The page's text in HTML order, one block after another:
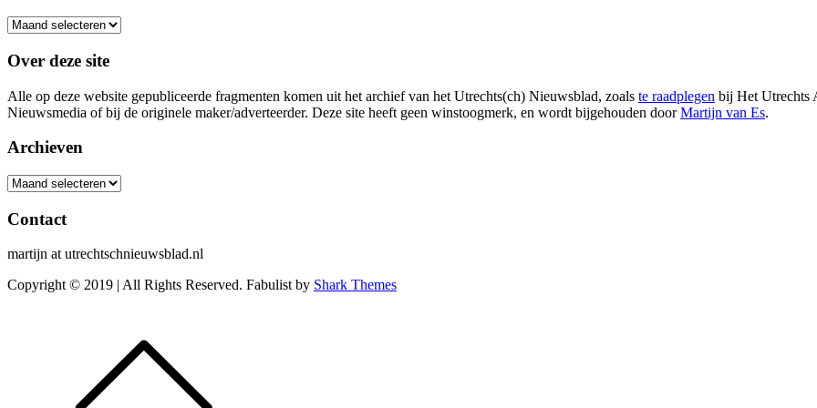
Archieven
Over deze site
Alle op deze website gepubliceerde fragmenten komen uit het archief van het Utrechts(ch) Nieuwsblad, zoals te raadplegen bij Het Utrechts
Nieuwsmedia of bij de originele maker/adverteerder. Deze site heeft geen winstoogmerk, en wordt bijgehouden doorMartijn van Es.
Archieven
Archieven
Contact
martijn at utrechtschnieuwsblad.nl
Copyright © 2019 | All Rights Reserved. Fabulist by Shark Themes